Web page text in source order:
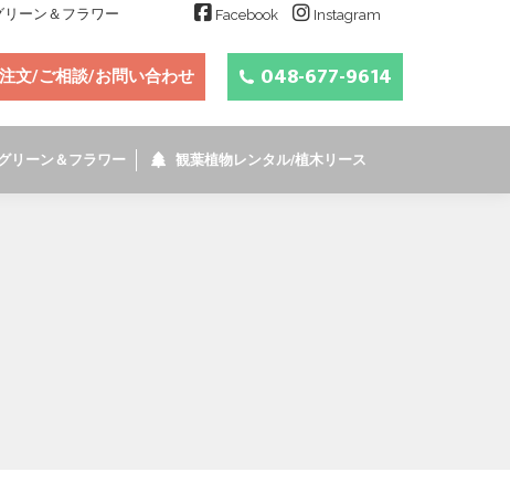
ーン＆フラワー Facebook Instagram
文/ご相談/お問い合わせ 048-677-9614
リーン＆フラワー 観葉植物レンタル/植木リース